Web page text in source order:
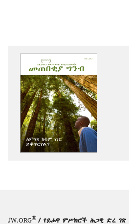
JW.ORG® / የይሖዋ ምሥክሮች ሕጋዊ ድረ ገጽ